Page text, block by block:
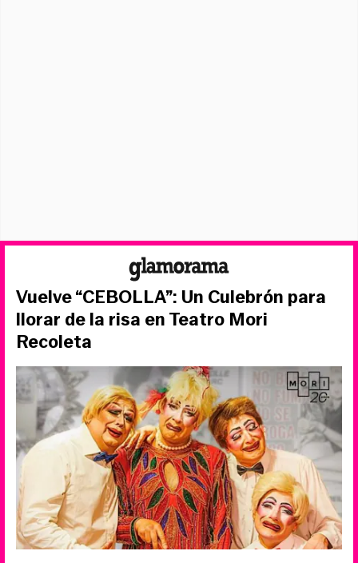
Vuelve “CEBOLLA”: Un Culebrón para
llorar de la risa en Teatro Mori
Recoleta